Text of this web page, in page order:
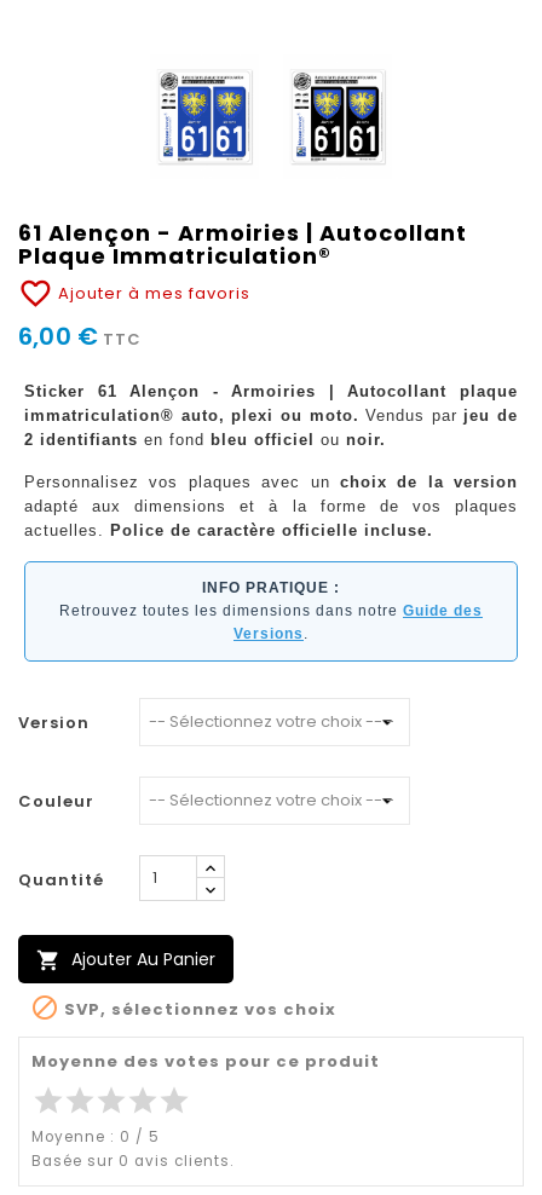
61 Alençon - Armoiries | Autocollant
Plaque Immatriculation®
favorite_border Ajouter à mes favoris
6,00 € TTC
Sticker 61 Alençon - Armoiries | Autocollant plaque
immatriculation® auto, plexi ou moto. Vendus par jeu de
2 identifiants en fond bleu officiel ou noir.
Personnalisez vos plaques avec un choix de la version
adapté aux dimensions et à la forme de vos plaques
actuelles. Police de caractère officielle incluse.
INFO PRATIQUE :
Retrouvez toutes les dimensions dans notre Guide des
Versions .
Version
Couleur
Quantité
 Ajouter Au Panier
 SVP, sélectionnez vos choix
Moyenne des votes pour ce produit
starstarstarstarstar
Moyenne : 0 / 5
Basée sur 0 avis clients.